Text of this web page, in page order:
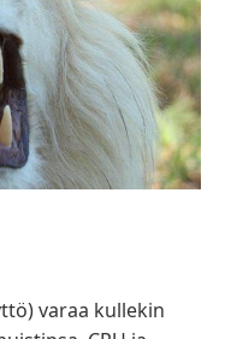
varaa kullekin